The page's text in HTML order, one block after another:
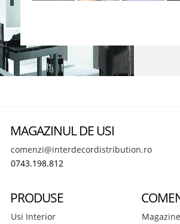
MAGAZINUL DE USI
comenzi@interdecordistribution.ro
0743.198.812
PRODUSE
Usi Interior Magazine